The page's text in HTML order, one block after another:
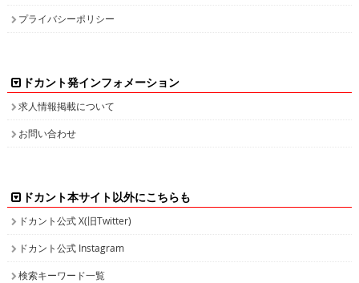
プライバシーポリシー
ドカント発インフォメーション
求人情報掲載について
お問い合わせ
ドカント本サイト以外にこちらも
ドカント公式 X(旧Twitter)
ドカント公式 Instagram
検索キーワード一覧